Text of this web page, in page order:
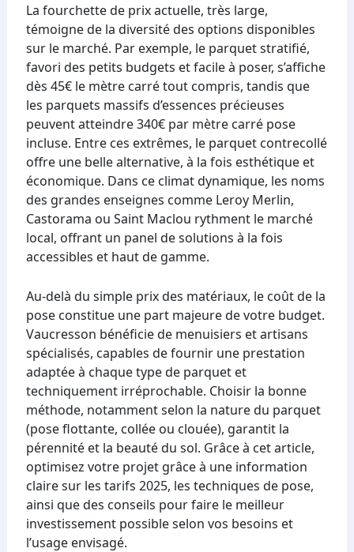
La fourchette de prix actuelle, très large,
témoigne de la diversité des options disponibles
sur le marché. Par exemple, le parquet stratifié,
favori des petits budgets et facile à poser, s’affiche
dès 45€ le mètre carré tout compris, tandis que
les parquets massifs d’essences précieuses
peuvent atteindre 340€ par mètre carré pose
incluse. Entre ces extrêmes, le parquet contrecollé
offre une belle alternative, à la fois esthétique et
économique. Dans ce climat dynamique, les noms
des grandes enseignes comme Leroy Merlin,
Castorama ou Saint Maclou rythment le marché
local, offrant un panel de solutions à la fois
accessibles et haut de gamme.
Au-delà du simple prix des matériaux, le coût de la
pose constitue une part majeure de votre budget.
Vaucresson bénéficie de menuisiers et artisans
spécialisés, capables de fournir une prestation
adaptée à chaque type de parquet et
techniquement irréprochable. Choisir la bonne
méthode, notamment selon la nature du parquet
(pose flottante, collée ou clouée), garantit la
pérennité et la beauté du sol. Grâce à cet article,
optimisez votre projet grâce à une information
claire sur les tarifs 2025, les techniques de pose,
ainsi que des conseils pour faire le meilleur
investissement possible selon vos besoins et
l’usage envisagé.